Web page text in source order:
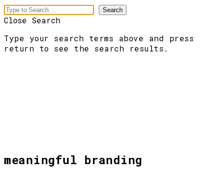
Close Search
Type your search terms above and press
return to see the search results.
meaningful branding